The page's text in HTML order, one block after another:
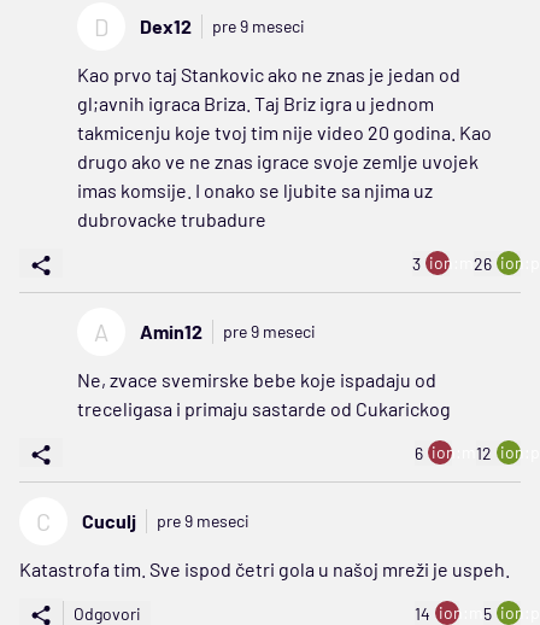
D Dex12 pre 9 meseci
Kao prvo taj Stankovic ako ne znas je jedan od
gl;avnih igraca Briza. Taj Briz igra u jednom
takmicenju koje tvoj tim nije video 20 godina. Kao
drugo ako ve ne znas igrace svoje zemlje uvojek
imas komsije. I onako se ljubite sa njima uz
dubrovacke trubadure
3 ion:minus
26
A Amin12 pre 9 meseci
Ne, zvace svemirske bebe koje ispadaju od
treceligasa i primaju sastarde od Cukarickog
6 ion:minus
12
C Cuculj pre 9 meseci
Katastrofa tim. Sve ispod četri gola u našoj mreži je uspeh.
Odgovori 14 ion:minus
5